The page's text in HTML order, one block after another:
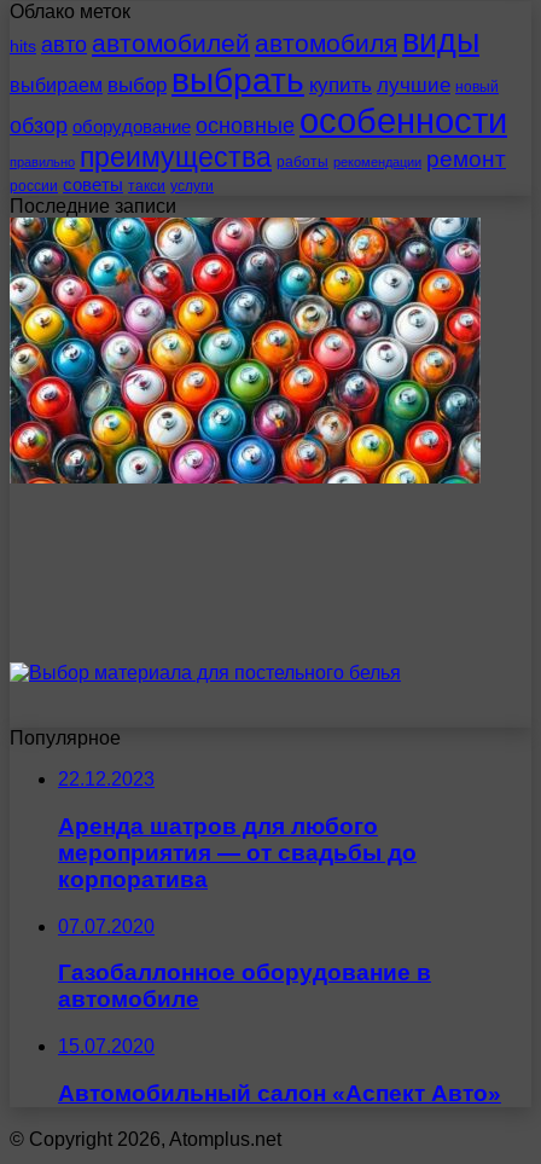
Облако меток
hits авто автомобилей автомобиля виды
выбираем выбор выбрать купить лучшие новый
обзор оборудование основные особенности
правильно преимущества работы рекомендации ремонт
россии советы такси услуги
Последние записи
Популярное
22.12.2023
Аренда шатров для любого
мероприятия — от свадьбы до
корпоратива
07.07.2020
Газобаллонное оборудование в
автомобиле
15.07.2020
Автомобильный салон «Аспект Авто»
© Copyright 2026, Atomplus.net